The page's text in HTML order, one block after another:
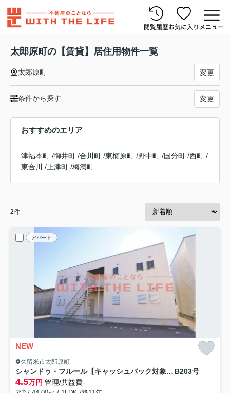
閲覧履歴お気に入り メニュー
太郎原町の【賃貸】居住用物件一覧
太郎原町 変更
条件から探す 変更
おすすめのエリア
津福本町 /御井町 /合川町 /東櫛原町 /野中町 /国分町 /西町 /
東合川
/ 上津町 /梅満町
2件
アパート
NEW
久留米市太郎原町
シャンドゥ・フルール【キャッシュバック対象物件】 B203号
4.5万円 管理/共益費-